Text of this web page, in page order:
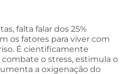
falta falar dos 25%
os fatores para viver com
É cientificamente
o stress, estimula o
a oxigenação do